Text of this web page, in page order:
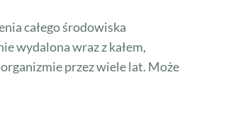
całego środowiska
wydalona wraz z kałem,
przez wiele lat. Może